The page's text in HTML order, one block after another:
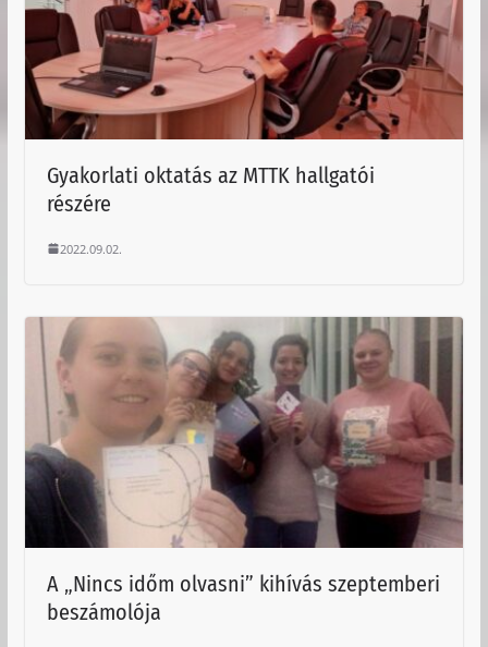
Gyakorlati oktatás az MTTK hallgatói
részére
2022.09.02.
A „Nincs időm olvasni” kihívás szeptemberi
beszámolója